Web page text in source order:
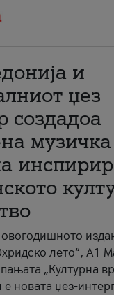
и
џез
создадоа
музичка
лето“, А1
„Културна
новата џез-